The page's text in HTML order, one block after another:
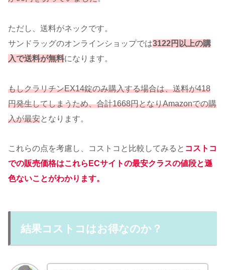
ただし、送料がネックです。
サンドラッグのオンラインショップでは3122円以上の購
入で送料が無料になります。
もしクラリチンEX14錠のみ購入する場合は、送料が418
円発生してしまうため、合計1668円となりAmazonでの購
入が最安となります。
これらの点を考慮し、コストコと比較してみると コストコ
での販売価格はこれらECサイトの最安クラスの値段と遜
色ないことがわかります。
結果コストコはお得なのか？